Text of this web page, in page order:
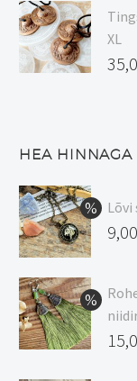
XL
HEA HINNAGA
Lõvi
9,00